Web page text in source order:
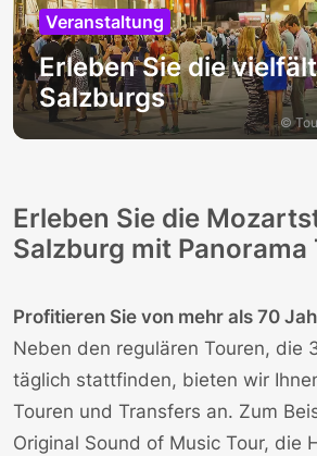
©
Veranstaltung
Erleben Sie die
Salzburgs
Erleben Sie die
Salzburg mit Panorama
Profitieren Sie von mehr als 70
Neben den regulären Touren, die
täglich stattfinden, bieten wir
Touren und Transfers an. Zum
Original Sound of Music Tour, die